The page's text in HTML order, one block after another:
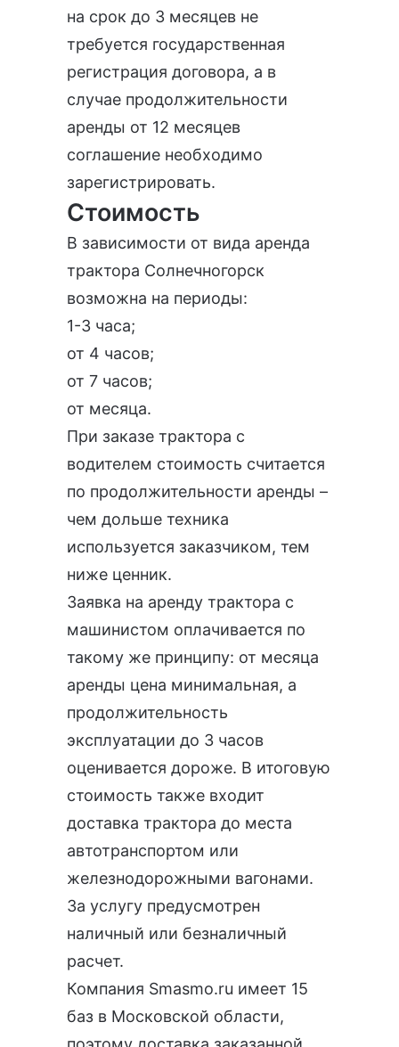
на срок до 3 месяцев не
требуется государственная
регистрация договора, а в
случае продолжительности
аренды от 12 месяцев
соглашение необходимо
зарегистрировать.
Стоимость
В зависимости от вида аренда
трактора Солнечногорск
возможна на периоды:
1-3 часа;
от 4 часов;
от 7 часов;
от месяца.
При заказе трактора с
водителем стоимость считается
по продолжительности аренды –
чем дольше техника
используется заказчиком, тем
ниже ценник.
Заявка на аренду трактора с
машинистом оплачивается по
такому же принципу: от месяца
аренды цена минимальная, а
продолжительность
эксплуатации до 3 часов
оценивается дороже. В итоговую
стоимость также входит
доставка трактора до места
автотранспортом или
железнодорожными вагонами.
За услугу предусмотрен
наличный или безналичный
расчет.
Компания Smasmo.ru имеет 15
баз в Московской области,